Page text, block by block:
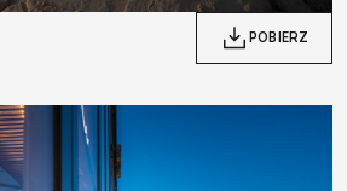
POBIERZ